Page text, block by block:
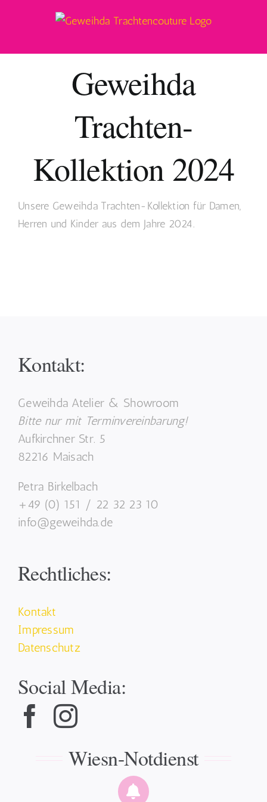
Geweihda
Trachten-
Kollektion 2024
Unsere Geweihda Trachten-Kollektion für Damen,
Herren und Kinder aus dem Jahre 2024.
Kontakt:
Geweihda Atelier & Showroom
Bitte nur mit Terminvereinbarung!
Aufkirchner Str. 5
82216 Maisach
Petra Birkelbach
+49 (0) 151 / 22 32 23 10
info@geweihda.de
Rechtliches:
Kontakt
Impressum
Datenschutz
Social Media:
Wiesn-Notdienst